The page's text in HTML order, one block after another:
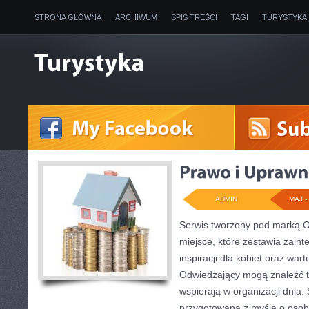
STRONA GŁÓWNA ARCHIWUM SPIS TREŚCI TAGI
MAJ -
ADMIN
Serwis tworzony pod marką
miejsce, które zestawia
inspiracji dla kobiet oraz
Odwiedzający mogą znaleźć
wspierają w organizacji dnia.